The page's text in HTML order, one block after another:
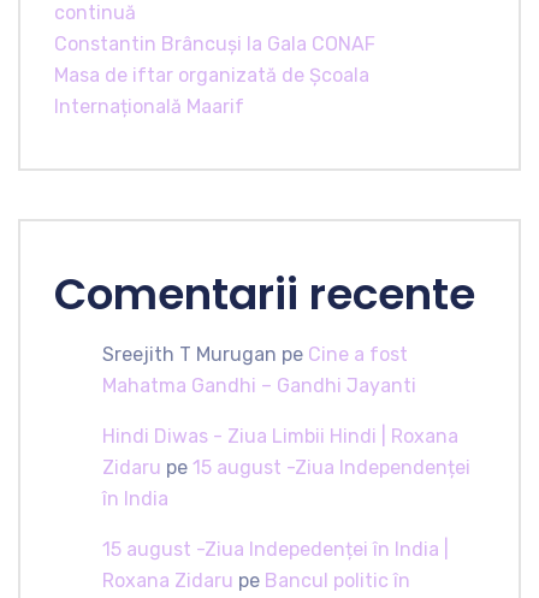
continuă
Constantin Brâncuși la Gala CONAF
Masa de iftar organizată de Școala
Internațională Maarif
Comentarii recente
Sreejith T Murugan pe Cine a fost
Mahatma Gandhi – Gandhi Jayanti
Hindi Diwas - Ziua Limbii Hindi | Roxana
Zidaru pe 15 august -Ziua Independenței
în India
15 august -Ziua Indepedenței în India |
Roxana Zidaru pe Bancul politic în